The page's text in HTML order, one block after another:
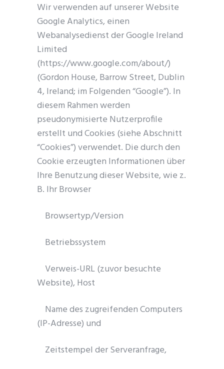
Wir verwenden auf unserer Website
Google Analytics, einen
Webanalysedienst der Google Ireland
Limited
(https://www.google.com/about/)
(Gordon House, Barrow Street, Dublin
4, Ireland; im Folgenden “Google”). In
diesem Rahmen werden
pseudonymisierte Nutzerprofile
erstellt und Cookies (siehe Abschnitt
“Cookies”) verwendet. Die durch den
Cookie erzeugten Informationen über
Ihre Benutzung dieser Website, wie z.
B. Ihr Browser
Browsertyp/Version
Betriebssystem
Verweis-URL (zuvor besuchte
Website), Host
Name des zugreifenden Computers
(IP-Adresse) und
Zeitstempel der Serveranfrage,